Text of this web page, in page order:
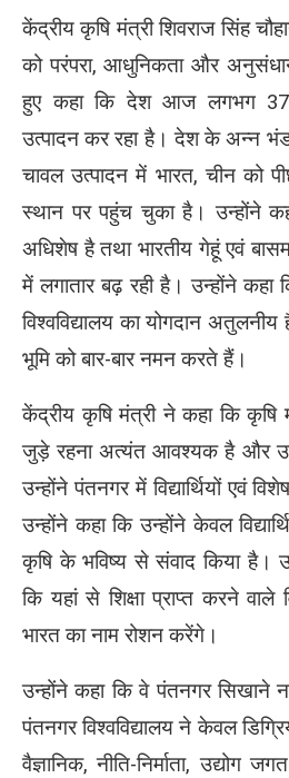
केंद्रीय कृषि मंत्री शिवराज सिंह
को परंपरा, आधुनिकता और
हुए कहा कि देश आज लगभग 377
उत्पादन कर रहा है। देश के अन्न
चावल उत्पादन में भारत, चीन को
स्थान पर पहुंच चुका है। उन्होंने
अधिशेष है तथा भारतीय गेहूं एवं
में लगातार बढ़ रही है। उन्होंने
विश्वविद्यालय का योगदान
भूमि को बार-बार नमन करते हैं।
केंद्रीय कृषि मंत्री ने कहा कि
जुड़े रहना अत्यंत आवश्यक है और
उन्होंने पंतनगर में विद्यार्थियों एवं
उन्होंने कहा कि उन्होंने केवल
कृषि के भविष्य से संवाद किया है।
कि यहां से शिक्षा प्राप्त करने वाले
भारत का नाम रोशन करेंगे।
उन्होंने कहा कि वे पंतनगर सिखाने
पंतनगर विश्वविद्यालय ने केवल
वैज्ञानिक, नीति-निर्माता, उद्योग